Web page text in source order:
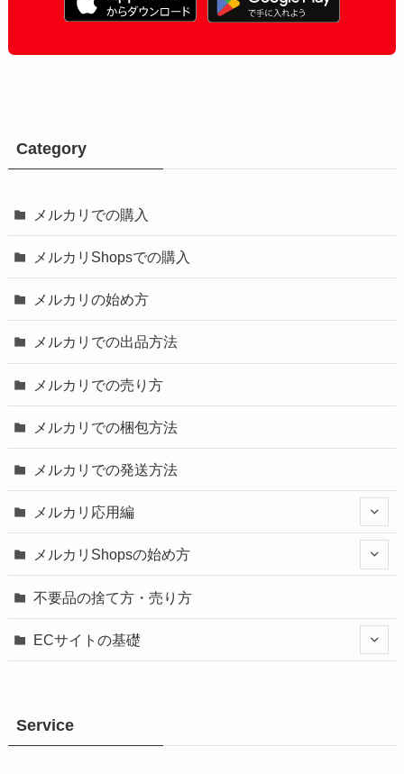
Category
メルカリでの購入
メルカリShopsでの購入
メルカリの始め方
メルカリでの出品方法
メルカリでの売り方
メルカリでの梱包方法
メルカリでの発送方法
メルカリ応用編
メルカリShopsの始め方
不要品の捨て方・売り方
ECサイトの基礎
Service